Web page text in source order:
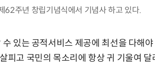
62주년 창립기념식에서 기념사 하고 있다.
있는 공적서비스 제공에 최선을 다해야
피고 국민의 목소리에 항상 귀 기울여 달